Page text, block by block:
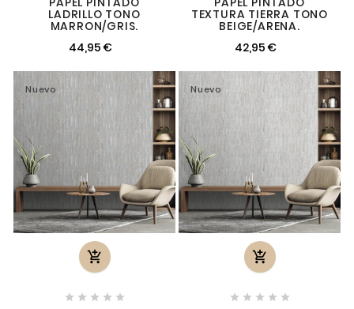
LADRILLO TONO
MARRON/GRIS.
44,95 €
TEXTURA TIERRA TONO
BEIGE/ARENA.
42,95 €
Nuevo

    
Nuevo

    